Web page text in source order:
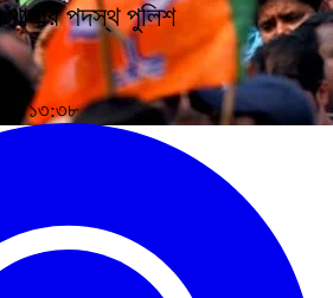
থানার পদস্থ পুলিশ
১৩:৩৮